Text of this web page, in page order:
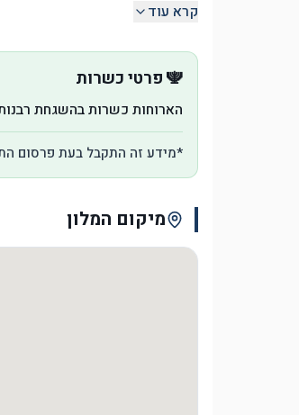
קרא עוד
🕎 פרטי כשרות
הארוחות כשרות בהשגחת
*מידע זה התקבל בעת פרסום
מיקום המלון